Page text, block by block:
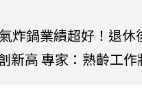
炸鍋業績超好！退休
新高 專家：熟齡工作